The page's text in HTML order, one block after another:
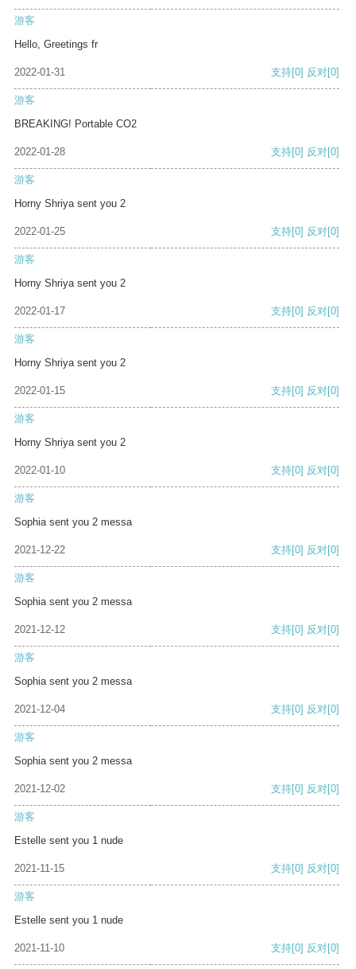
游客
Hello, Greetings fr
2022-01-31 支持[0] 反对[0]
游客
BREAKING! Portable CO2
2022-01-28 支持[0] 反对[0]
游客
Horny Shriya sent you 2
2022-01-25 支持[0] 反对[0]
游客
Horny Shriya sent you 2
2022-01-17 支持[0] 反对[0]
游客
Horny Shriya sent you 2
2022-01-15 支持[0] 反对[0]
游客
Horny Shriya sent you 2
2022-01-10 支持[0] 反对[0]
游客
Sophia sent you 2 messa
2021-12-22 支持[0] 反对[0]
游客
Sophia sent you 2 messa
2021-12-12 支持[0] 反对[0]
游客
Sophia sent you 2 messa
2021-12-04 支持[0] 反对[0]
游客
Sophia sent you 2 messa
2021-12-02 支持[0] 反对[0]
游客
Estelle sent you 1 nude
2021-11-15 支持[0] 反对[0]
游客
Estelle sent you 1 nude
2021-11-10 支持[0] 反对[0]